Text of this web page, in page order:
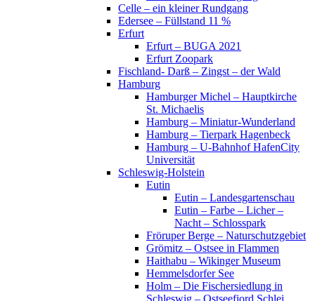
Celle – ein kleiner Rundgang
Edersee – Füllstand 11 %
Erfurt
Erfurt – BUGA 2021
Erfurt Zoopark
Fischland- Darß – Zingst – der Wald
Hamburg
Hamburger Michel – Hauptkirche
St. Michaelis
Hamburg – Miniatur-Wunderland
Hamburg – Tierpark Hagenbeck
Hamburg – U-Bahnhof HafenCity
Universität
Schleswig-Holstein
Eutin
Eutin – Landesgartenschau
Eutin – Farbe – Licher –
Nacht – Schlosspark
Fröruper Berge – Naturschutzgebiet
Grömitz – Ostsee in Flammen
Haithabu – Wikinger Museum
Hemmelsdorfer See
Holm – Die Fischersiedlung in
Schleswig – Ostseefjord Schlei